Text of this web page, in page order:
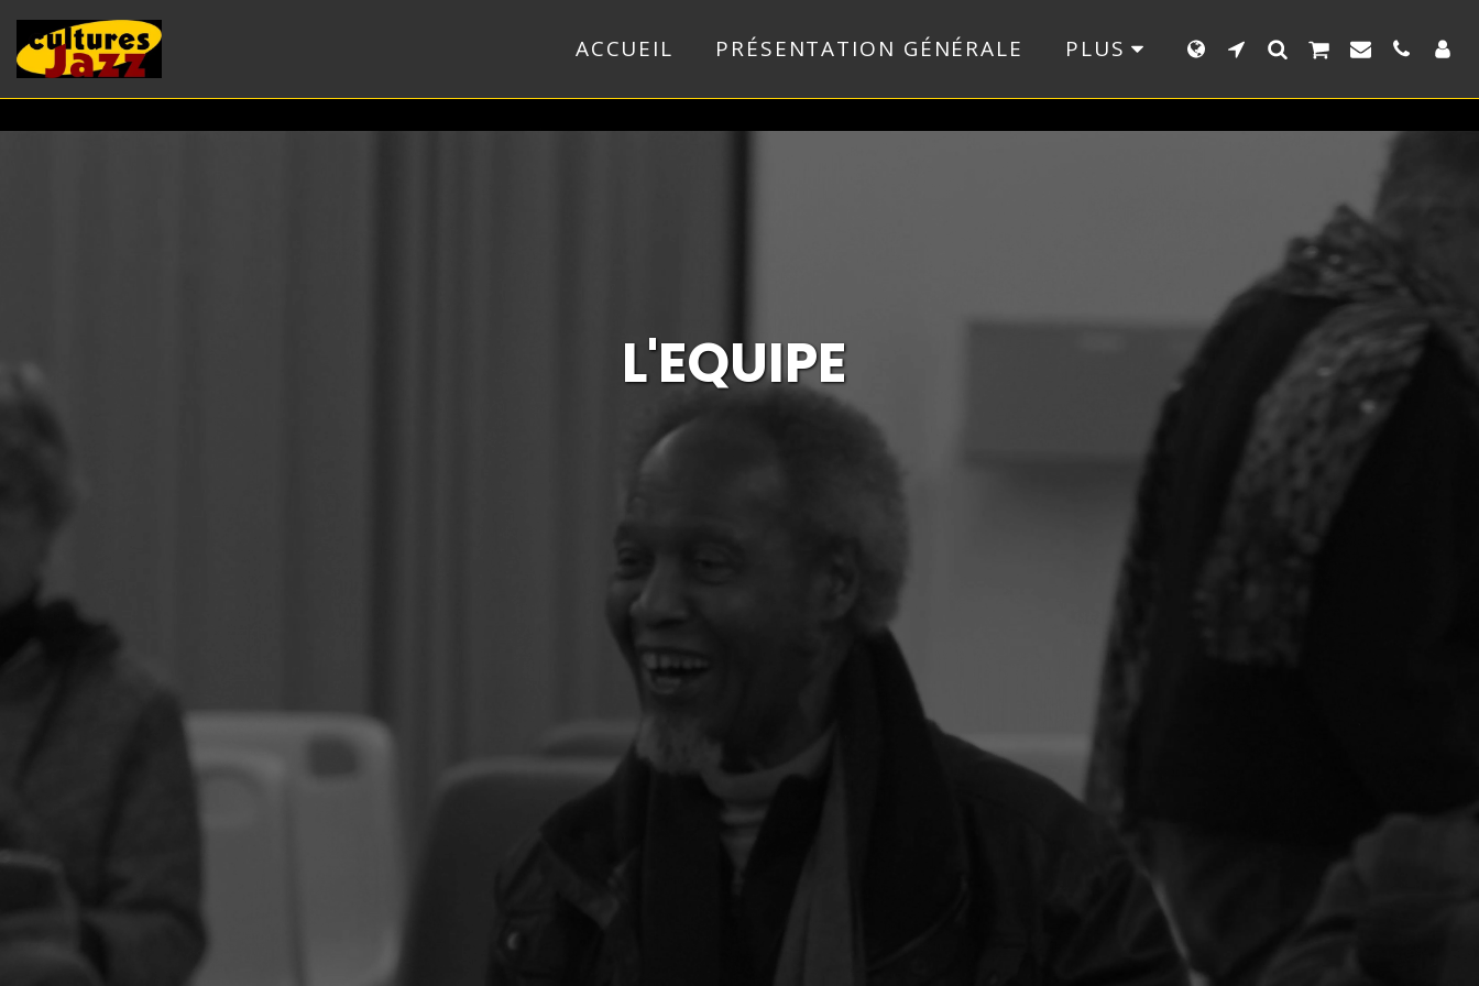
ACCUEIL PRÉSENTATION GÉNÉRALE PLUS
L'EQUIPE